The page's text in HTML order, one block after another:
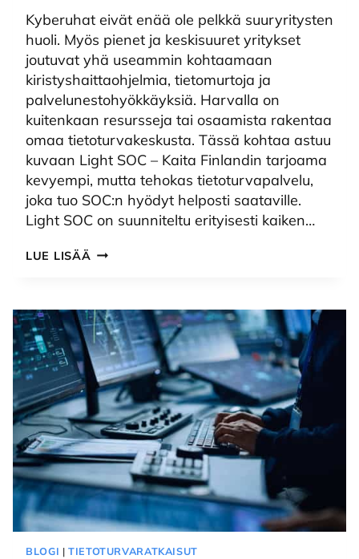
Kyberuhat eivät enää ole pelkkä suuryritysten
huoli. Myös pienet ja keskisuuret yritykset
joutuvat yhä useammin kohtaamaan
kiristyshaittaohjelmia, tietomurtoja ja
palvelunestohyökkäyksiä. Harvalla on
kuitenkaan resursseja tai osaamista rakentaa
omaa tietoturvakeskusta. Tässä kohtaa astuu
kuvaan Light SOC – Kaita Finlandin tarjoama
kevyempi, mutta tehokas tietoturvapalvelu,
joka tuo SOC:n hyödyt helposti saataville.
Light SOC on suunniteltu erityisesti kaiken…
LUE LISÄÄ LIGHT
ILMAN
MONIMUTKAISUUTTA
BLOGI |TIETOTURVARATKAISUT